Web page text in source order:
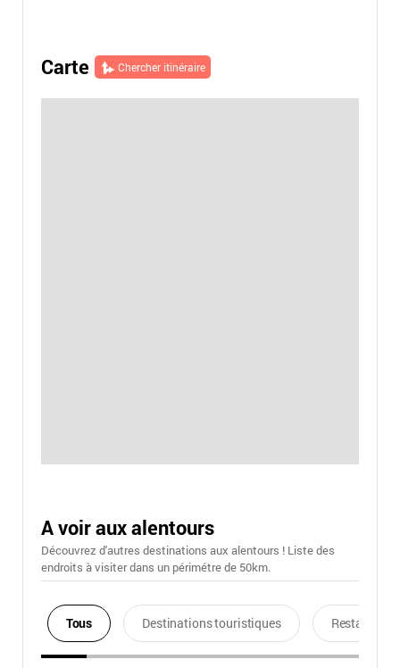
Carte Chercher itinéraire
A voir aux alentours
Découvrez d'autres destinations aux alentours ! Liste des
endroits à visiter dans un périmétre de 50km.
Tous Destinations touristiques Restaurants